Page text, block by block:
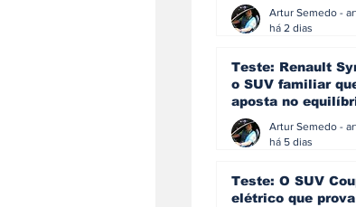
eficiência e
simplicidade
há 2 dias
Teste: Renault
o SUV familiar
aposta no
ainda acredita na
manualhá 5 dias
Teste: O SUV
elétrico que